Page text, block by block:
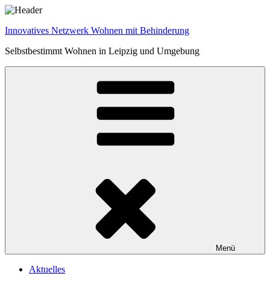
Zum
springen
Innovatives Netzwerk Wohnen mit Behinderung
Selbstbestimmt Wohnen in Leipzig und Umgebung
Menü
Aktuelles